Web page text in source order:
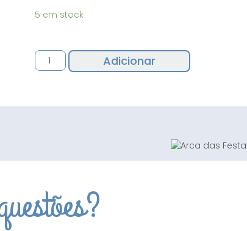
5 em stock
Quantidade
de
18"
Adicionar